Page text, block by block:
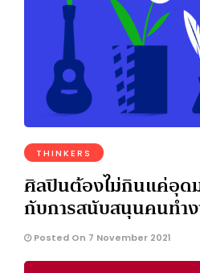
THINKERS
ศิลปินต้องไม่กินแค่อุ
กับการสนับสนุนคนทำ
Posted On 7 November 2021